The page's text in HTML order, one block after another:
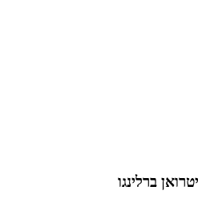
ברלינגו